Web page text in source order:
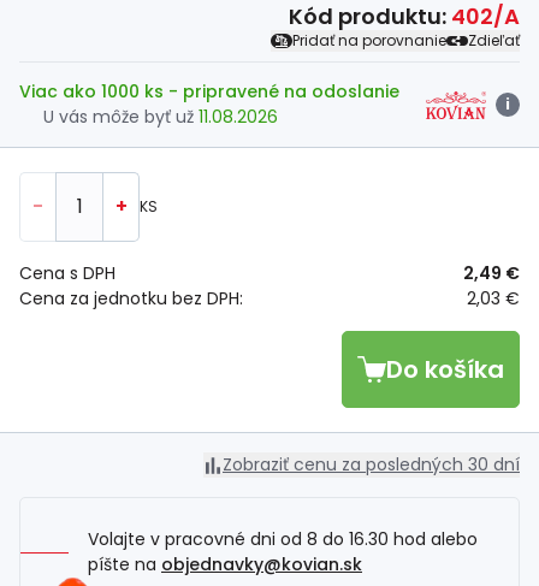
Kód produktu: 402/A
Pridať na porovnanie Zdieľať
Viac ako 1000 ks - pripravené na odoslanie
U vás môže byť už 11.08.2026
i
- + KS
Cena za jednotku bez DPH: 2,03 €
Cena s DPH 2,49 €
Do košíka
Zobraziť cenu za posledných 30 dní
Volajte v pracovné dni od 8 do 16.30 hod alebo
píšte na objednavky@kovian.sk